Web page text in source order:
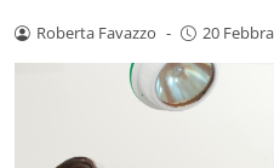
Roberta Favazzo - 20